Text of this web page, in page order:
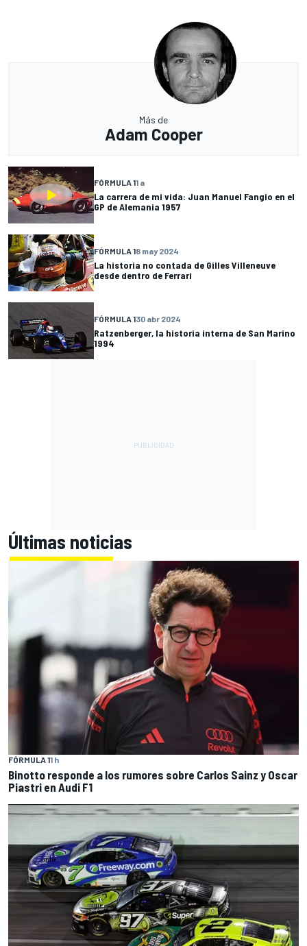
Más de
Adam Cooper
FÓRMULA 11 a
La carrera de mi vida: Juan Manuel Fangio en el
GP de Alemania 1957
FÓRMULA 18 may 2024
La historia no contada de Gilles Villeneuve
desde dentro de Ferrari
FÓRMULA 130 abr 2024
Ratzenberger, la historia interna de San Marino
1994
Últimas noticias
FÓRMULA 11 h
Binotto responde a los rumores sobre Carlos Sainz y Oscar
Piastri en Audi F1